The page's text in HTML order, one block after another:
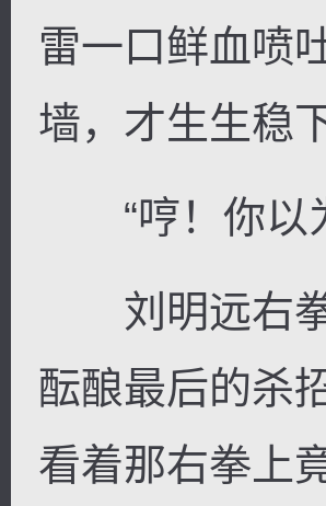
雷一口鲜血喷
墙，才生生稳
“哼！你以为
刘明远右拳
酝酿最后的杀
看着那右拳上